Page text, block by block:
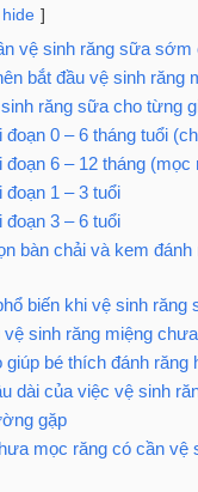
hide
vệ sinh răng sữa sớm
bắt đầu vệ sinh răng
răng sữa cho từng
đoạn 0 – 6 tháng tuổi
đoạn 6 – 12 tháng (mọc
đoạn 1 – 3 tuổi
đoạn 3 – 6 tuổi
bàn chải và kem
biến khi vệ sinh răng
vệ sinh răng miệng
giúp bé thích đánh răng
dài của việc vệ sinh
gặp
mọc răng có cần vệ